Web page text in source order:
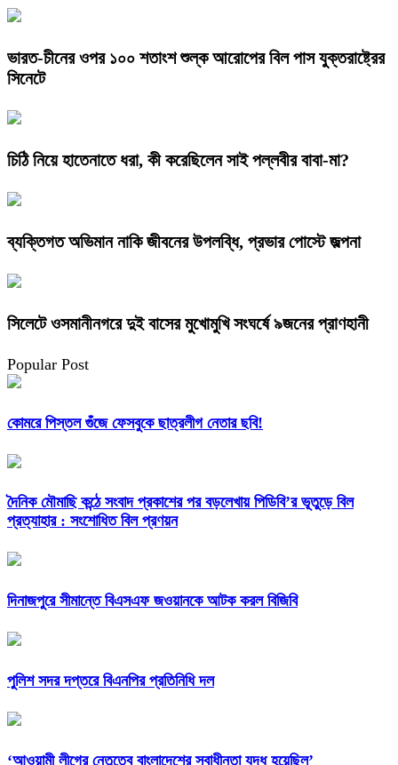
ভারত-চীনের ওপর ১০০ শতাংশ শুল্ক আরোপের বিল পাস যুক্তরাষ্ট্রের
সিনেটে
চিঠি নিয়ে হাতেনাতে ধরা, কী করেছিলেন সাই পল্লবীর বাবা-মা?
ব্যক্তিগত অভিমান নাকি জীবনের উপলব্ধি, প্রভার পোস্টে জল্পনা
সিলেটে ওসমানীনগরে দুই বাসের মুখোমুখি সংঘর্ষে ৯জনের প্রাণহানী
Popular Post
কোমরে পিস্তল গুঁজে ফেসবুকে ছাত্রলীগ নেতার ছবি!
দৈনিক মৌমাছি কন্ঠে সংবাদ প্রকাশের পর বড়লেখায় পিডিবি’র ভূতুড়ে বিল
প্রত্যাহার : সংশোধিত বিল প্রণয়ন
দিনাজপুরে সীমান্তে বিএসএফ জওয়ানকে আটক করল বিজিবি
পুলিশ সদর দপ্তরে বিএনপির প্রতিনিধি দল
‘আওয়ামী লীগের নেতৃত্বে বাংলাদেশের স্বাধীনতা যুদ্ধ হয়েছিল’